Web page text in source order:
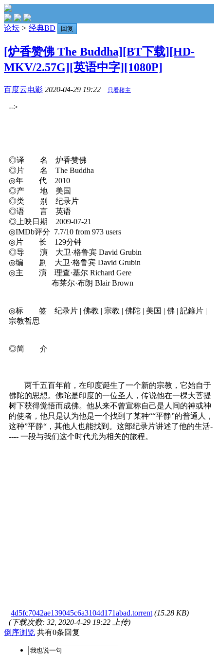
论坛 > 经典BD 回复
[炉香赞佛 The Buddha][BT下载][HD-
MKV/2.57G][英语中字][1080P]
百度云电影 2020-04-29 19:22 只看楼主
-->
◎译 名 炉香赞佛
◎片 名 The Buddha
◎年 代 2010
◎产 地 美国
◎类 别 纪录片
◎语 言 英语
◎上映日期 2009-07-21
◎IMDb评分 7.7/10 from 973 users
◎片 长 129分钟
◎导 演 大卫·格鲁宾 David Grubin
◎编 剧 大卫·格鲁宾 David Grubin
◎主 演 理查·基尔 Richard Gere
布莱尔·布朗 Blair Brown
◎标 签 纪录片 | 佛教 | 宗教 | 佛陀 | 美国 | 佛 | 記錄片 |
宗教哲思
◎简 介
两千五百年前，在印度诞生了一个新的宗教，它始自于
佛陀的思想。佛陀是印度的一位圣人，传说他在一棵大菩提
树下获得觉悟而成佛。他从来不曾宣称自己是人间的神或神
的使者，他只是认为他是一个找到了某种““平静”的普通人，
这种”平静“，其他人也能找到。这部纪录片讲述了他的生活-
---- 一段与我们这个时代尤为相关的旅程。
4d5fc7042ae139045c6a3104d171abad.torrent (15.28 KB)
(下载次数: 32, 2020-4-29 19:22 上传)
倒序浏览 共有0条回复